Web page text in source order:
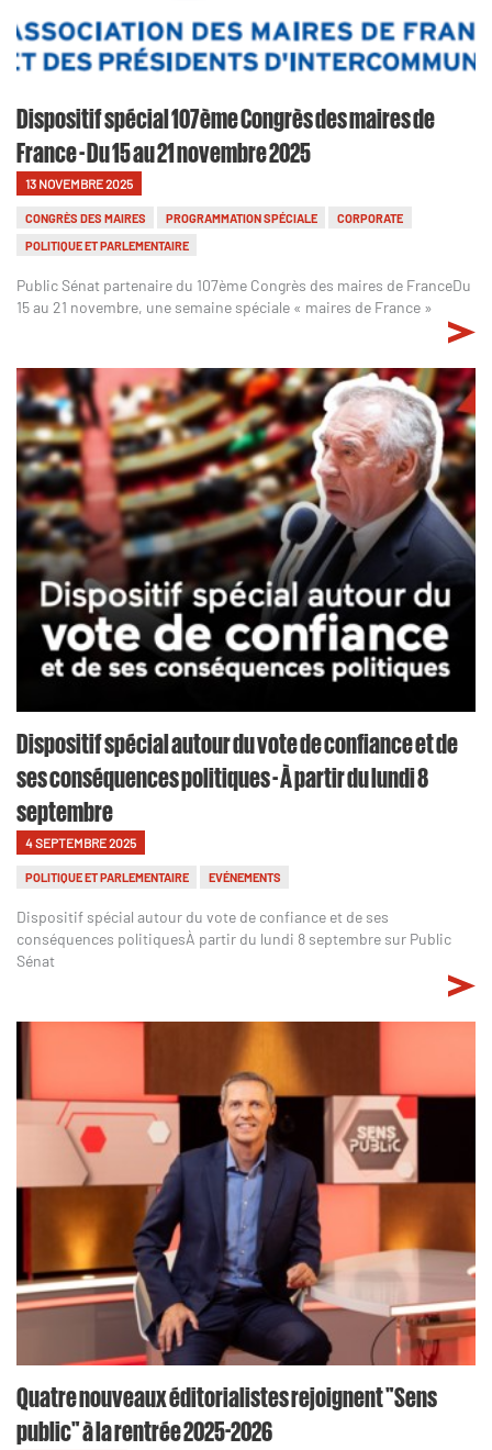
Dispositif spécial 107ème Congrès des maires de
France - Du 15 au 21 novembre 2025
13 NOVEMBRE 2025
CONGRÈS DES MAIRES PROGRAMMATION SPÉCIALE
CORPORATE
POLITIQUE ET PARLEMENTAIRE
Public Sénat partenaire du 107ème Congrès des maires de FranceDu
15 au 21 novembre, une semaine spéciale « maires de France »
Dispositif spécial autour du vote de confiance et de
ses conséquences politiques - À partir du lundi 8
septembre
4 SEPTEMBRE 2025
POLITIQUE ET PARLEMENTAIRE EVÉNEMENTS
Dispositif spécial autour du vote de confiance et de ses
conséquences politiquesÀ partir du lundi 8 septembre sur Public
Sénat
Quatre nouveaux éditorialistes rejoignent "Sens
public" à la rentrée 2025-2026